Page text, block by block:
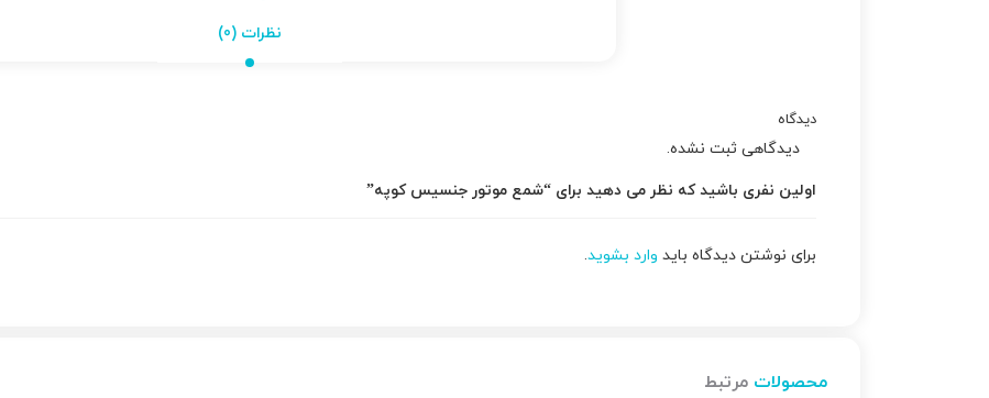
نظرات (0)
دیدگاه
دیدگاهی ثبت نشده.
اولین نفری باشید که نظر می دهید برای “شمع موتور جنسیس کوپه”
برای نوشتن دیدگاه باید وارد بشوید.
محصولات مرتبط